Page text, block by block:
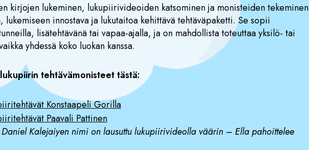
kirjojen lukeminen, lukupiirivideoiden katsominen ja monisteiden tekeminen
lukemiseen innostava ja lukutaitoa kehittävä tehtäväpaketti. Se sopii
lisätehtävänä tai vapaa-ajalla, ja on mahdollista toteuttaa yksilö- tai
yhdessä koko luokan kanssa.
tehtävämonisteet tästä:
Konstaapeli Gorilla
Paavali Pattinen
Kalejaiyen nimi on lausuttu lukupiirivideolla väärin – Ella pahoittelee